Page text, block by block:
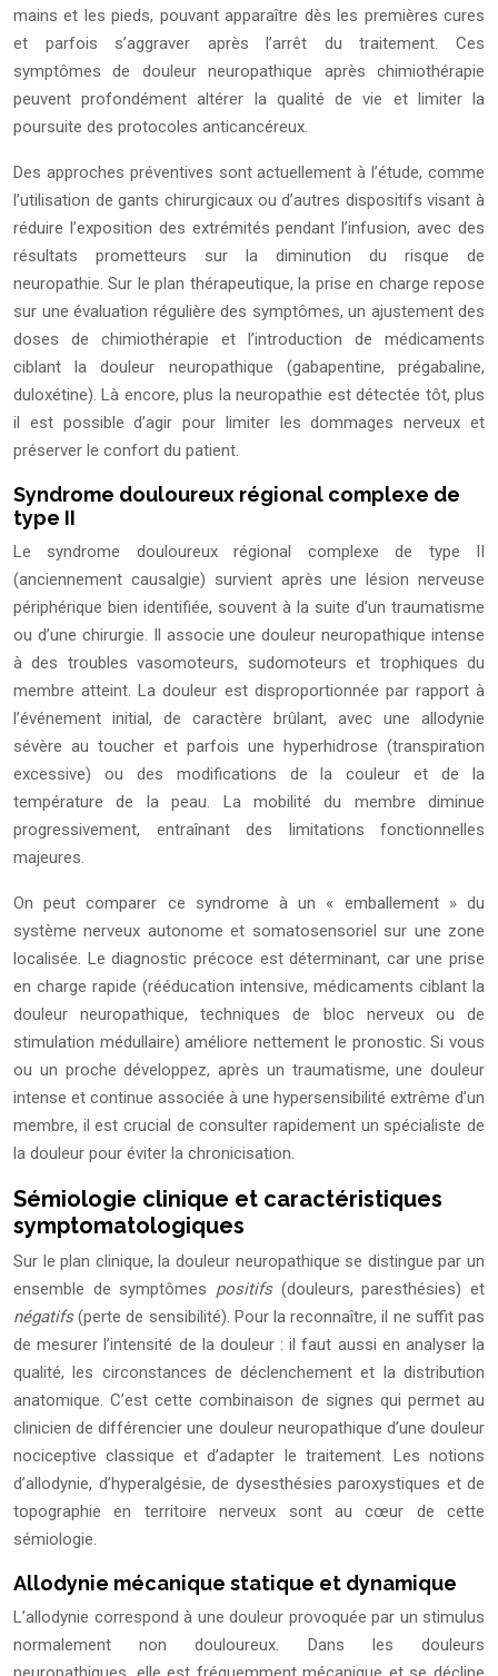
mains et les pieds, pouvant apparaître dès les premières cures
et parfois s’aggraver après l’arrêt du traitement. Ces
symptômes de douleur neuropathique après chimiothérapie
peuvent profondément altérer la qualité de vie et limiter la
poursuite des protocoles anticancéreux.
Des approches préventives sont actuellement à l’étude, comme
l’utilisation de gants chirurgicaux ou d’autres dispositifs visant à
réduire l’exposition des extrémités pendant l’infusion, avec des
résultats prometteurs sur la diminution du risque de
neuropathie. Sur le plan thérapeutique, la prise en charge repose
sur une évaluation régulière des symptômes, un ajustement des
doses de chimiothérapie et l’introduction de médicaments
ciblant la douleur neuropathique (gabapentine, prégabaline,
duloxétine). Là encore, plus la neuropathie est détectée tôt, plus
il est possible d’agir pour limiter les dommages nerveux et
préserver le confort du patient.
Syndrome douloureux régional complexe de
type II
Le syndrome douloureux régional complexe de type II
(anciennement causalgie) survient après une lésion nerveuse
périphérique bien identifiée, souvent à la suite d’un traumatisme
ou d’une chirurgie. Il associe une douleur neuropathique intense
à des troubles vasomoteurs, sudomoteurs et trophiques du
membre atteint. La douleur est disproportionnée par rapport à
l’événement initial, de caractère brûlant, avec une allodynie
sévère au toucher et parfois une hyperhidrose (transpiration
excessive) ou des modifications de la couleur et de la
température de la peau. La mobilité du membre diminue
progressivement, entraînant des limitations fonctionnelles
majeures.
On peut comparer ce syndrome à un « emballement » du
système nerveux autonome et somatosensoriel sur une zone
localisée. Le diagnostic précoce est déterminant, car une prise
en charge rapide (rééducation intensive, médicaments ciblant la
douleur neuropathique, techniques de bloc nerveux ou de
stimulation médullaire) améliore nettement le pronostic. Si vous
ou un proche développez, après un traumatisme, une douleur
intense et continue associée à une hypersensibilité extrême d’un
membre, il est crucial de consulter rapidement un spécialiste de
la douleur pour éviter la chronicisation.
Sémiologie clinique et caractéristiques
symptomatologiques
Sur le plan clinique, la douleur neuropathique se distingue par un
ensemble de symptômes positifs(douleurs, paresthésies) et
négatifs(perte de sensibilité). Pour la reconnaître, il ne suffit pas
de mesurer l’intensité de la douleur : il faut aussi en analyser la
qualité, les circonstances de déclenchement et la distribution
anatomique. C’est cette combinaison de signes qui permet au
clinicien de différencier une douleur neuropathique d’une douleur
nociceptive classique et d’adapter le traitement. Les notions
d’allodynie, d’hyperalgésie, de dysesthésies paroxystiques et de
topographie en territoire nerveux sont au cœur de cette
sémiologie.
Allodynie mécanique statique et dynamique
L’allodynie correspond à une douleur provoquée par un stimulus
normalement non douloureux. Dans les douleurs